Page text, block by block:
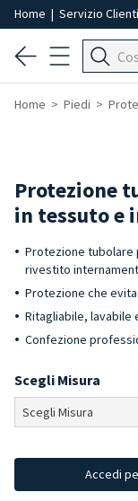
Home | Servizio Clienti
Home Piedi
Protezione
in tessuto e
Protezione tubolare
rivestito
Protezione che
Ritagliabile, lavabile
Confezione
Scegli Misura
Accedi